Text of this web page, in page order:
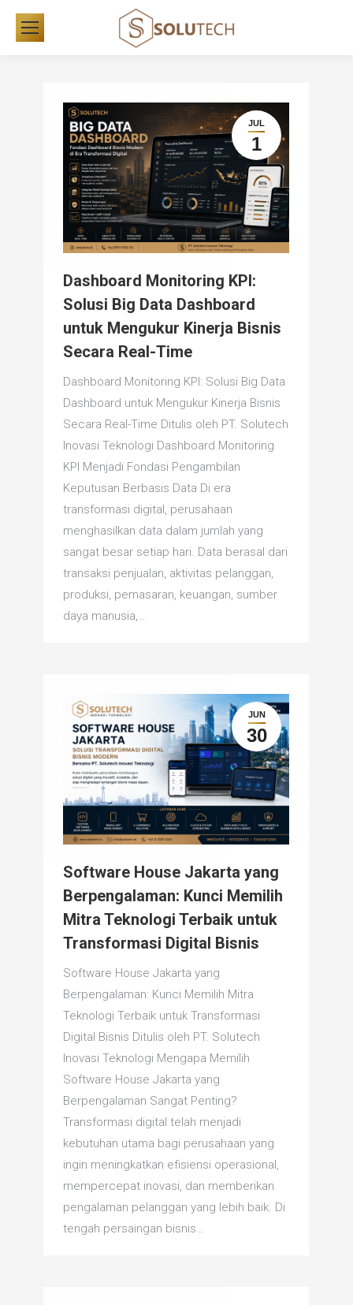
JUL
1
Dashboard Monitoring KPI:
Solusi Big Data Dashboard
untuk Mengukur Kinerja Bisnis
Secara Real-Time
Dashboard Monitoring KPI: Solusi Big Data
Dashboard untuk Mengukur Kinerja Bisnis
Secara Real-Time Ditulis oleh PT. Solutech
Inovasi Teknologi Dashboard Monitoring
KPI Menjadi Fondasi Pengambilan
Keputusan Berbasis Data Di era
transformasi digital, perusahaan
menghasilkan data dalam jumlah yang
sangat besar setiap hari. Data berasal dari
transaksi penjualan, aktivitas pelanggan,
produksi, pemasaran, keuangan, sumber
daya manusia,…
JUN
30
Software House Jakarta yang
Berpengalaman: Kunci Memilih
Mitra Teknologi Terbaik untuk
Transformasi Digital Bisnis
Software House Jakarta yang
Berpengalaman: Kunci Memilih Mitra
Teknologi Terbaik untuk Transformasi
Digital Bisnis Ditulis oleh PT. Solutech
Inovasi Teknologi Mengapa Memilih
Software House Jakarta yang
Berpengalaman Sangat Penting?
Transformasi digital telah menjadi
kebutuhan utama bagi perusahaan yang
ingin meningkatkan efisiensi operasional,
mempercepat inovasi, dan memberikan
pengalaman pelanggan yang lebih baik. Di
tengah persaingan bisnis…